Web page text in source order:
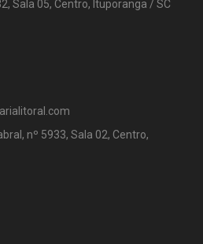
Sala 05, Centro, Ituporanga / SC
nº 5933, Sala 02, Centro,